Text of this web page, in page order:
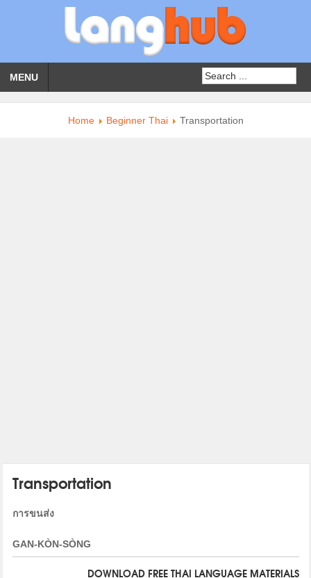
MENU
Home Beginner Thai Transportation
Transportation
การขนส่ง
GAN-KÒN-SÒNG
DOWNLOAD FREE THAI LANGUAGE MATERIALS